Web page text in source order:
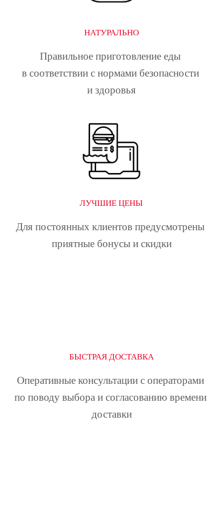
НАТУРАЛЬНО
Правильное приготовление еды
в соответствии с нормами безопасности
и здоровья
ЛУЧШИЕ ЦЕНЫ
Для постоянных клиентов предусмотрены
приятные бонусы и скидки
БЫСТРАЯ ДОСТАВКА
Оперативные консультации с операторами
по поводу выбора и согласованию времени
доставки